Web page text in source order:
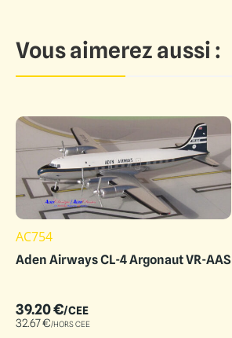
Vous aimerez aussi :
AC754
Aden Airways CL-4 Argonaut VR-AAS
39.20€/CEE
32.67€/HORS CEE